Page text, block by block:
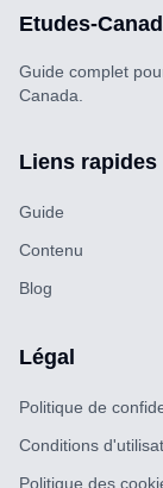
Etudes-
Guide complet
Canada.
Liens rapides
Guide
Contenu
Blog
Légal
Politique de
Conditions
Politique des